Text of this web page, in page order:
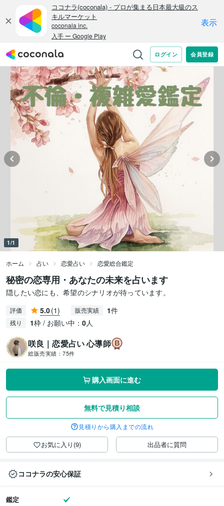
1/1
ホーム 占い 恋愛占い 恋愛総合鑑定
秘密の恋専用・あなたの未来を占います
隠したい恋にも、希望のシナリオが待っています。
評価 5.0(1) 販売実績 1件
残り 1枠 / お願い中： 0人
咲良｜恋愛占い 心導師
総販売実績： 75件
購入画面に進む
無料で見積り相談
見積りから購入までの流れ
お気に入り(9) 出品者に質問
ココナラの安心保証
鑑定